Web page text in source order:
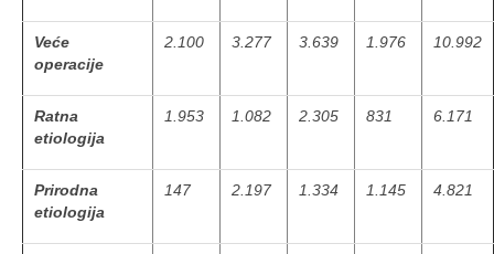
Veće
operacije
2.100 3.277 3.639 1.976 10.992
Ratna
etiologija
1.953 1.082 2.305 831 6.171
Prirodna
etiologija
147 2.197 1.334 1.145 4.821